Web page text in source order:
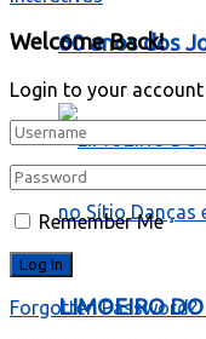
60 anos dos
LIMOEIRO
Welcome Back!
Login to your
Remember Me
Forgotten Password?